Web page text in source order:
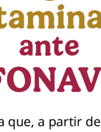
tu
Infonavit
dictamen
autorizado
del aviso para